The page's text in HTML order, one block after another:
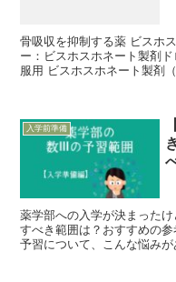
骨吸収を抑制する薬 ビスホ
ー：ビスホスホネート製剤
服用 ビスホスホネート製剤
入学前準備
薬学部への入学が決まった
すべき範囲は？おすすめの
予習について、こんな悩み